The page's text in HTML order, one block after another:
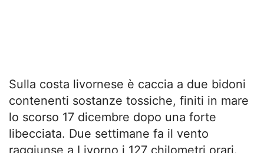
Sulla costa livornese è caccia a due bidoni
contenenti sostanze tossiche, finiti in mare
lo scorso 17 dicembre dopo una forte
libecciata. Due settimane fa il vento
raggiunse a Livorno i 127 chilometri orari.